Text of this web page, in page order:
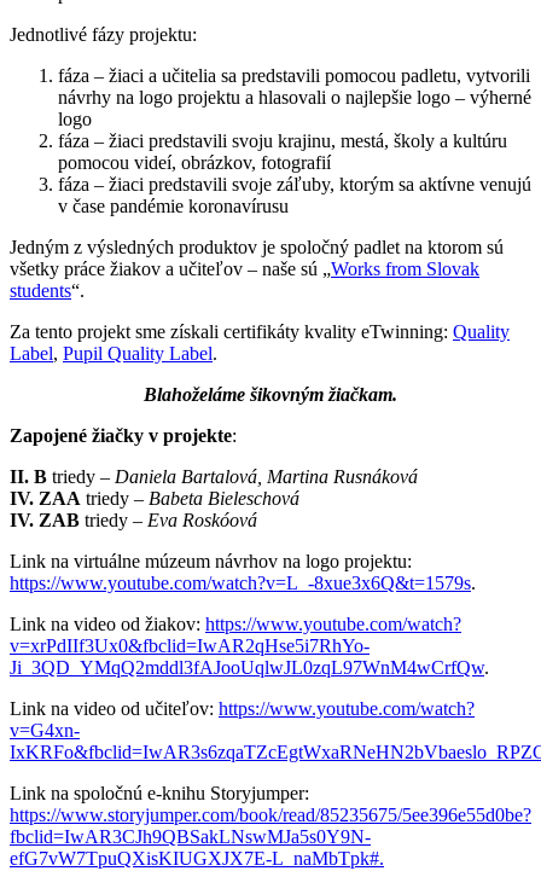
Jednotlivé fázy projektu:
fáza – žiaci a učitelia sa predstavili pomocou padletu, vytvorili
návrhy na logo projektu a hlasovali o najlepšie logo – výherné
logo
fáza – žiaci predstavili svoju krajinu, mestá, školy a kultúru
pomocou videí, obrázkov, fotografií
fáza – žiaci predstavili svoje záľuby, ktorým sa aktívne venujú
v čase pandémie koronavírusu
Jedným z výsledných produktov je spoločný padlet na ktorom sú
všetky práce žiakov a učiteľov – naše sú „Works from Slovak
students“.
Za tento projekt sme získali certifikáty kvality eTwinning: Quality
Label, Pupil Quality Label.
Blahoželáme šikovným žiačkam.
Zapojené žiačky v projekte:
II. B triedy – Daniela Bartalová, Martina Rusnáková
IV. ZAA triedy – Babeta Bieleschová
IV. ZAB triedy – Eva Roskóová
Link na virtuálne múzeum návrhov na logo projektu:
https://www.youtube.com/watch?v=L_-8xue3x6Q&t=1579s.
Link na video od žiakov: https://www.youtube.com/watch?
v=xrPdIIf3Ux0&fbclid=IwAR2qHse5i7RhYo-
Ji_3QD_YMqQ2mddl3fAJooUqlwJL0zqL97WnM4wCrfQw.
Link na video od učiteľov: https://www.youtube.com/watch?
v=G4xn-
Link na spoločnú e-knihu Storyjumper:
https://www.storyjumper.com/book/read/85235675/5ee396e55d0be?
fbclid=IwAR3CJh9QBSakLNswMJa5s0Y9N-
efG7vW7TpuQXisKIUGXJX7E-L_naMbTpk#.